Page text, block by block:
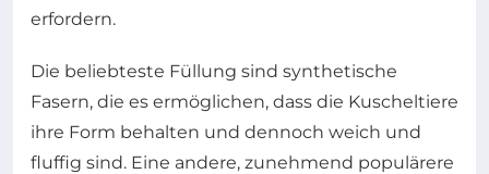
erfordern.
Die beliebteste Füllung sind synthetische
Fasern, die es ermöglichen, dass die Kuscheltiere
ihre Form behalten und dennoch weich und
fluffig sind. Eine andere, zunehmend populärere